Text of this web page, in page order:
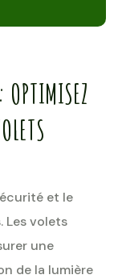
OPTIMISEZ
et le
Les volets
une
de la lumière